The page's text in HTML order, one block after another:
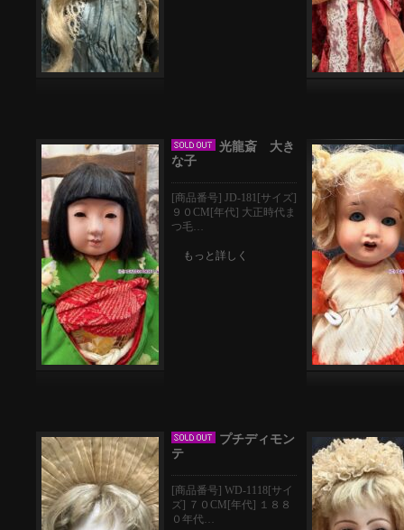
光龍斎 大き
な子
[商品番号] JD-181[サイズ]
９０CM[年代] 大正時代ま
つ毛…
もっと詳しく
プチディモン
テ
[商品番号] WD-1118[サイ
ズ] ７０CM[年代] １８８
０年代…